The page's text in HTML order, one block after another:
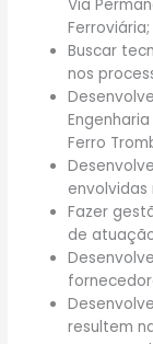
Via
Ferroviária;
Buscar
nos
Ferro
envolvidas
Fazer
de
resultem